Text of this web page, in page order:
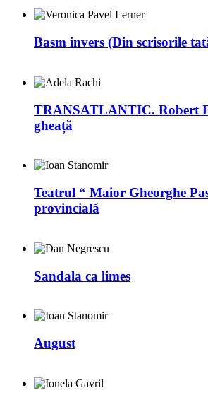
Basm invers (Din scrisorile
TRANSATLANTIC. Robert
gheață
Teatrul “ Maior Gheorghe
provincială
Sandala ca limes
August